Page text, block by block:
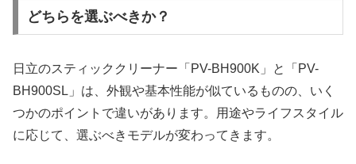
どちらを選ぶべきか？
日立のスティッククリーナー「PV-BH900K」と「PV-
BH900SL」は、外観や基本性能が似ているものの、いく
つかのポイントで違いがあります。用途やライフスタイル
に応じて、選ぶべきモデルが変わってきます。